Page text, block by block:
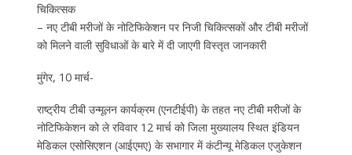
चिकित्सक
– नए टीबी मरीजों के नोटिफिकेशन पर निजी चिकित्सकों और टीबी मरीजों
को मिलने वाली सुविधाओं के बारे में दी जाएगी विस्तृत जानकारी
मुंगेर, 10 मार्च-
राष्ट्रीय टीबी उन्मूलन कार्यक्रम (एनटीईपी) के तहत नए टीबी मरीजों के
नोटिफिकेशन को ले रविवार 12 मार्च को जिला मुख्यालय स्थित इंडियन
मेडिकल एसोसिएशन (आईएमए) के सभागार में कंटीन्यू मेडिकल एजुकेशन